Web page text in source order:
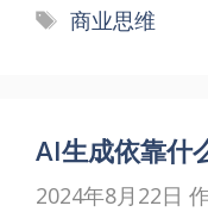
标
商业思维
AI生成依靠什
2024年8月22日